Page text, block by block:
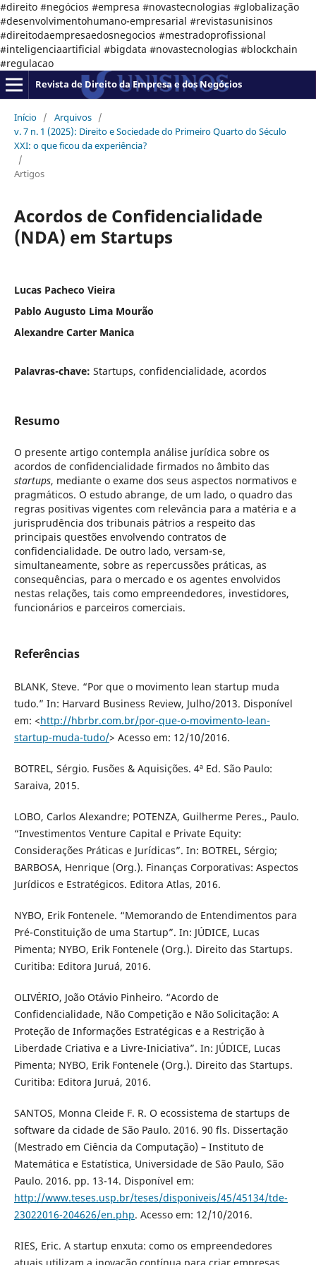
#direito #negócios #empresa #novastecnologias #globalização
#desenvolvimentohumano-empresarial #revistasunisinos
#direitodaempresaedosnegocios #mestradoprofissional
#inteligenciaartificial #bigdata #novastecnologias #blockchain
#regulacao
Revista de Direito da Empresa e dos Negócios
Início / Arquivos /
v. 7 n. 1 (2025): Direito e Sociedade do Primeiro Quarto do Século
XXI: o que ficou da experiência?
/
Artigos
Acordos de Confidencialidade
(NDA) em Startups
Lucas Pacheco Vieira
Pablo Augusto Lima Mourão
Alexandre Carter Manica
Palavras-chave: Startups, confidencialidade, acordos
Resumo
O presente artigo contempla análise jurídica sobre os
acordos de confidencialidade firmados no âmbito das
startups, mediante o exame dos seus aspectos normativos e
pragmáticos. O estudo abrange, de um lado, o quadro das
regras positivas vigentes com relevância para a matéria e a
jurisprudência dos tribunais pátrios a respeito das
principais questões envolvendo contratos de
confidencialidade. De outro lado, versam-se,
simultaneamente, sobre as repercussões práticas, as
consequências, para o mercado e os agentes envolvidos
nestas relações, tais como empreendedores, investidores,
funcionários e parceiros comerciais.
Referências
BLANK, Steve. “Por que o movimento lean startup muda
tudo.” In: Harvard Business Review, Julho/2013. Disponível
em: <http://hbrbr.com.br/por-que-o-movimento-lean-
startup-muda-tudo/> Acesso em: 12/10/2016.
BOTREL, Sérgio. Fusões & Aquisições. 4ª Ed. São Paulo:
Saraiva, 2015.
LOBO, Carlos Alexandre; POTENZA, Guilherme Peres., Paulo.
“Investimentos Venture Capital e Private Equity:
Considerações Práticas e Jurídicas”. In: BOTREL, Sérgio;
BARBOSA, Henrique (Org.). Finanças Corporativas: Aspectos
Jurídicos e Estratégicos. Editora Atlas, 2016.
NYBO, Erik Fontenele. “Memorando de Entendimentos para
Pré-Constituição de uma Startup”. In: JÚDICE, Lucas
Pimenta; NYBO, Erik Fontenele (Org.). Direito das Startups.
Curitiba: Editora Juruá, 2016.
OLIVÉRIO, João Otávio Pinheiro. “Acordo de
Confidencialidade, Não Competição e Não Solicitação: A
Proteção de Informações Estratégicas e a Restrição à
Liberdade Criativa e a Livre-Iniciativa”. In: JÚDICE, Lucas
Pimenta; NYBO, Erik Fontenele (Org.). Direito das Startups.
Curitiba: Editora Juruá, 2016.
SANTOS, Monna Cleide F. R. O ecossistema de startups de
software da cidade de São Paulo. 2016. 90 fls. Dissertação
(Mestrado em Ciência da Computação) – Instituto de
Matemática e Estatística, Universidade de São Paulo, São
Paulo. 2016. pp. 13-14. Disponível em:
http://www.teses.usp.br/teses/disponiveis/45/45134/tde-
23022016-204626/en.php. Acesso em: 12/10/2016.
RIES, Eric. A startup enxuta: como os empreendedores